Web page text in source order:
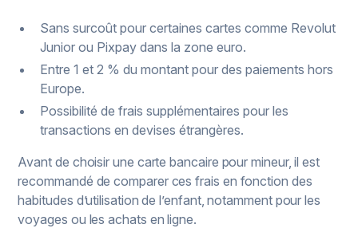
Sans surcoût pour certaines cartes comme Revolut
Junior ou Pixpay dans la zone euro.
Entre 1 et 2 % du montant pour des paiements hors
Europe.
Possibilité de frais supplémentaires pour les
transactions en devises étrangères.
Avant de choisir une carte bancaire pour mineur, il est
recommandé de comparer ces frais en fonction des
habitudes d’utilisation de l’enfant, notamment pour les
voyages ou les achats en ligne.